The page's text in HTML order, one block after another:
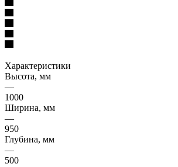
Характеристики
Высота, мм
—
1000
Ширина, мм
—
950
Глубина, мм
—
500